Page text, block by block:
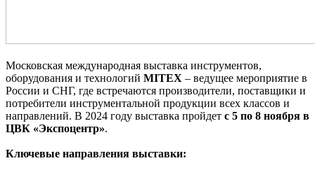
Московская международная выставка инструментов,
оборудования и технологий MITEX – ведущее мероприятие в
России и СНГ, где встречаются производители, поставщики и
потребители инструментальной продукции всех классов и
направлений. В 2024 году выставка пройдет с 5 по 8 ноября в
ЦВК «Экспоцентр».
Ключевые направления выставки: